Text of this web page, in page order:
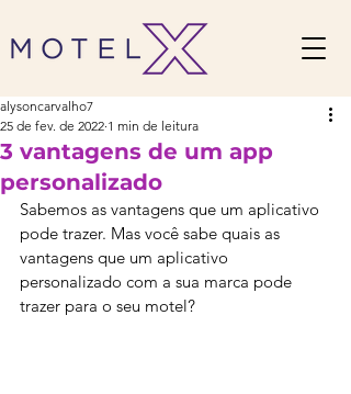
3 vantagens de um app
personalizado
alysoncarvalho7
25 de fev. de 2022 1 min de leitura
Sabemos as vantagens que um aplicativo
pode trazer. Mas você sabe quais as
vantagens que um aplicativo
personalizado com a sua marca pode
trazer para o seu motel?